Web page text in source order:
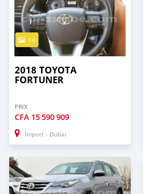
16
2018 TOYOTA
FORTUNER
PRIX
CFA 15 590 909
Import - Dubai